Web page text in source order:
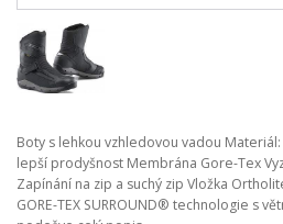
Boty s lehkou vzhledovou vadou
lepší prodyšnost Membrána Gore-Tex
Zapínání na zip a suchý zip Vložka
GORE-TEX SURROUND® technologie s